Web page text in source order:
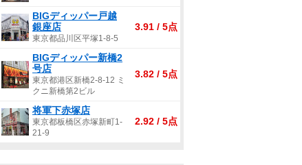
BIGディッパー戸越
銀座店
東京都品川区平塚1-8-5
3.91 / 5点
BIGディッパー新橋2
号店
東京都港区新橋2-8-12 ミ
クニ新橋第2ビル
3.82 / 5点
将軍下赤塚店
東京都板橋区赤塚新町1-
21-9
2.92 / 5点